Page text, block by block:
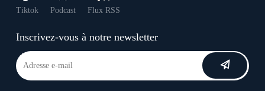
Tiktok Podcast Flux RSS
Inscrivez-vous à notre newsletter